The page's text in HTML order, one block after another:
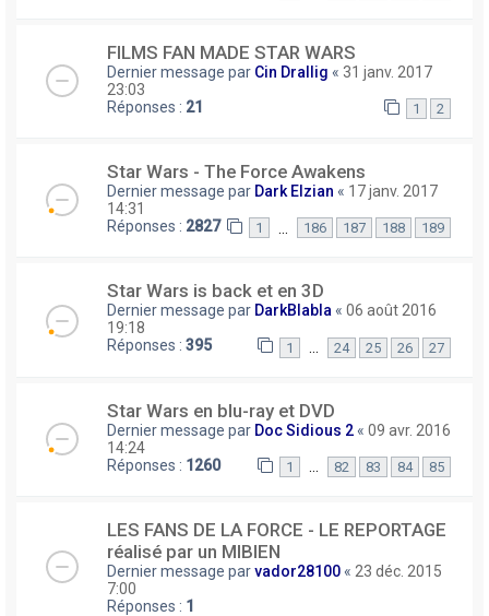
FILMS FAN MADE STAR WARS
Dernier message par Cin Drallig « 31 janv. 2017
23:03
Réponses : 21 1 2
Star Wars - The Force Awakens
Dernier message par Dark Elzian « 17 janv. 2017
14:31
Réponses : 2827 1 186 187 188 189
Star Wars is back et en 3D
Dernier message par DarkBlabla « 06 août 2016
19:18
Réponses : 395 1 24 25 26 27
Star Wars en blu-ray et DVD
Dernier message par Doc Sidious 2 « 09 avr. 2016
14:24
Réponses : 1260 1 82 83 84 85
LES FANS DE LA FORCE - LE REPORTAGE
réalisé par un MIBIEN
Dernier message parvador28100 « 23 déc. 2015
7:00
Réponses : 1